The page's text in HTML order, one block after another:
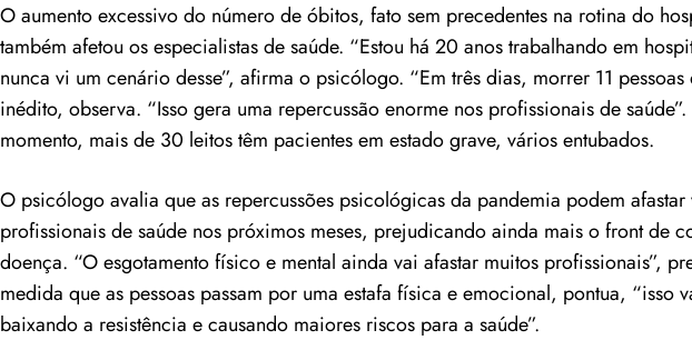
O aumento excessivo do número de óbitos, fato sem precedentes na rotina do
também afetou os especialistas de saúde. “Estou há 20 anos trabalhando em
nunca vi um cenário desse”, afirma o psicólogo. “Em três dias, morrer 11
inédito, observa. “Isso gera uma repercussão enorme nos profissionais de
momento, mais de 30 leitos têm pacientes em estado grave, vários entubados.
O psicólogo avalia que as repercussões psicológicas da pandemia podem afastar
profissionais de saúde nos próximos meses, prejudicando ainda mais o front de
doença. “O esgotamento físico e mental ainda vai afastar muitos profissionais”,
medida que as pessoas passam por uma estafa física e emocional, pontua, “isso
baixando a resistência e causando maiores riscos para a saúde”.